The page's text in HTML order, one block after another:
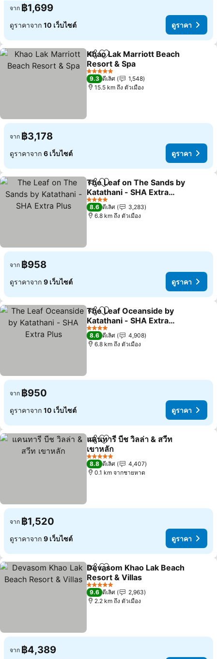
จาก ฿1,699
ดูราคาจาก 10 เว็บไซต์ ดูราคา
แชร์ เพิ่มในรายการโปรด
Khao Lak Marriott Beach
Resort & Spa
ดูราคา
5 ดาว
9.3 ดีเลิศ
1,548
15.5 km ถึง ตัวเมือง
จาก ฿3,178
ดูราคาจาก 6 เว็บไซต์ ดูราคา
แชร์ เพิ่มในรายการโปรด
The Leaf on The Sands by
Katathani - SHA Extra
Plus
ดูราคา
4 ดาว
8.6 ดีเลิศ
3,283
6.8 km ถึง ตัวเมือง
จาก ฿958
ดูราคาจาก 9 เว็บไซต์ ดูราคา
แชร์ เพิ่มในรายการโปรด
The Leaf Oceanside by
Katathani - SHA Extra
Plus
ดูราคา
4 ดาว
8.6 ดีเลิศ
4,908
6.8 km ถึง ตัวเมือง
จาก ฿950
ดูราคาจาก 10 เว็บไซต์ ดูราคา
แชร์ เพิ่มในรายการโปรด
แคนทารี บีช วิลล่า & สวีท
เขาหลัก
ดูราคา
5 ดาว
8.8 ดีเลิศ
4,407
0.1 km จากชายหาด
จาก ฿1,520
ดูราคาจาก 9 เว็บไซต์ ดูราคา
แชร์ เพิ่มในรายการโปรด
Devasom Khao Lak Beach
Resort & Villas
ดูราคา
5 ดาว
9.6 ดีเลิศ
2,963
2.2 km ถึง ตัวเมือง
จาก ฿4,389